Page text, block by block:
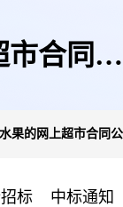
市合同公
果的网上超市合同
标 中标通知